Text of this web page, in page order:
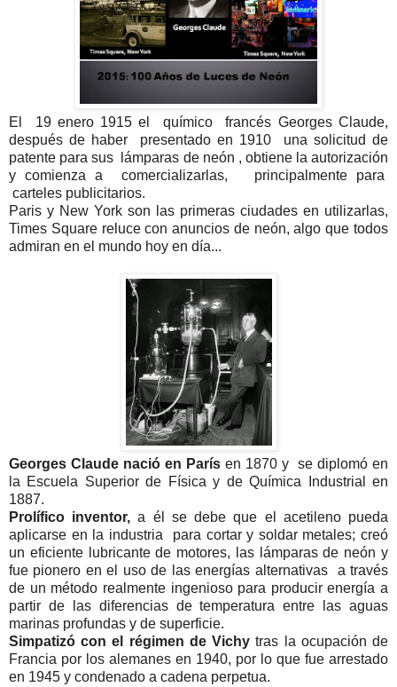
El 19 enero 1915 el químico francés Georges Claude,
después de haber presentado en 1910 una solicitud de
patente para sus lámparas de neón , obtiene la autorización
y comienza a comercializarlas, principalmente para
carteles publicitarios.
Paris y New York son las primeras ciudades en utilizarlas,
Times Square reluce con anuncios de neón, algo que todos
admiran en el mundo hoy en día...
Georges Claude nació en París en 1870 y se diplomó en
la Escuela Superior de Física y de Química Industrial en
1887.
Prolífico inventor, a él se debe que el acetileno pueda
aplicarse en la industria para cortar y soldar metales; creó
un eficiente lubricante de motores, las lámparas de neón y
fue pionero en el uso de las energías alternativas a través
de un método realmente ingenioso para producir energía a
partir de las diferencias de temperatura entre las aguas
marinas profundas y de superficie.
Simpatizó con el régimen de Vichy tras la ocupación de
Francia por los alemanes en 1940, por lo que fue arrestado
en 1945 y condenado a cadena perpetua.